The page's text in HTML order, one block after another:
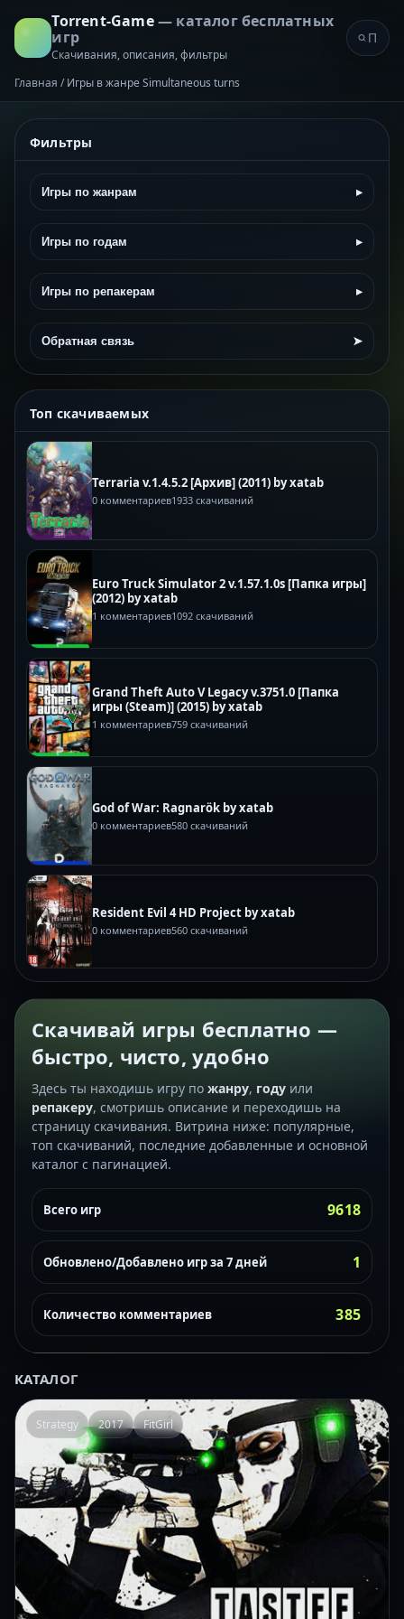
Torrent-Game— каталог бесплатных
игр
Скачивания, описания, фильтры
Главная / Игры в жанре Simultaneous turns
Фильтры
Игры по жанрам ▸
Игры по годам ▸
Игры по репакерам ▸
Обратная связь ➤
Топ скачиваемых
Terraria v.1.4.5.2 [Архив] (2011) by xatab
0 комментариев1933 скачиваний
Euro Truck Simulator 2 v.1.57.1.0s [Папка игры]
(2012) by xatab
1 комментариев1092 скачиваний
Grand Theft Auto V Legacy v.3751.0 [Папка
игры (Steam)] (2015) by xatab
1 комментариев759 скачиваний
God of War: Ragnarök by xatab
0 комментариев580 скачиваний
Resident Evil 4 HD Project by xatab
0 комментариев560 скачиваний
Скачивай игры бесплатно —
быстро, чисто, удобно
Здесь ты находишь игру по жанру, году или
репакеру, смотришь описание и переходишь на
страницу скачивания. Витрина ниже: популярные,
топ скачиваний, последние добавленные и основной
каталог с пагинацией.
Всего игр 9618
Обновлено/Добавлено игр за 7 дней 1
Количество комментариев 385
КАТАЛОГ
Strategy 2017 FitGirl